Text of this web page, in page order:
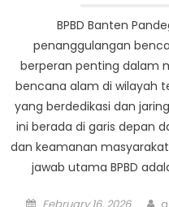
BPBD Banten
penanggulangan
berperan penting dalam
bencana alam di wilayah
yang berdedikasi dan
ini berada di garis depan
dan keamanan
jawab utama BPBD
Posted